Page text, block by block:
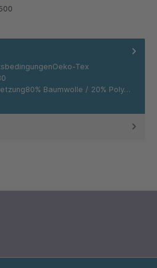
Tex
Baumwolle / 20% Poly…